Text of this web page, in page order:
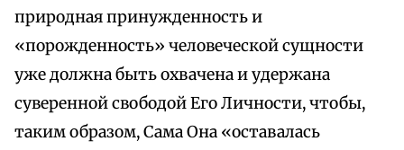
природная принужденность и
«порожденность» человеческой сущности
уже должна быть охвачена и удержана
суверенной свободой Его Личности, чтобы,
таким образом, Сама Она «оставалась